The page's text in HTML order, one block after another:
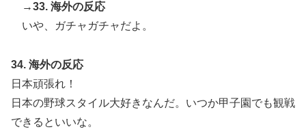
→33. 海外の反応
いや、ガチャガチャだよ。
34. 海外の反応
日本頑張れ！
日本の野球スタイル大好きなんだ。いつか甲子園でも観戦
できるといいな。